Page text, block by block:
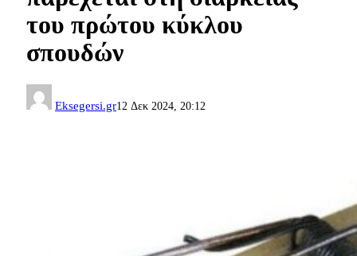
του πρώτου κύκλου
σπουδών
Eksegersi.gr12 Δεκ 2024, 20:12